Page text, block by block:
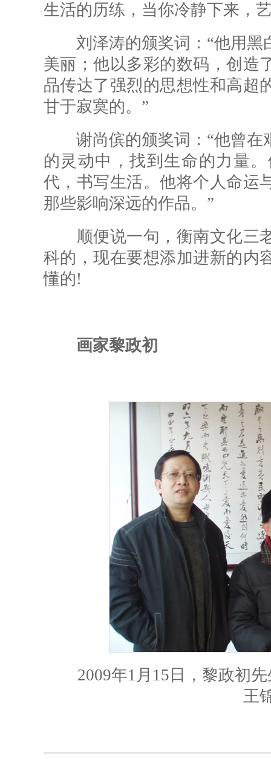
生活的历练，当你冷静下来，
刘泽涛的颁奖词：“他用黑
美丽；他以多彩的数码，创造
品传达了强烈的思想性和高超
甘于寂寞的。”
谢尚傧的颁奖词：“他曾在
的灵动中，找到生命的力量
代，书写生活。他将个人命运
那些影响深远的作品。”
顺便说一句，衡南文化三
科的，现在要想添加进新的
懂的!
画家黎政初
2009年1月15日，黎政初先
王